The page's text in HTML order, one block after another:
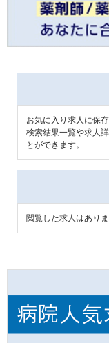
お気に入り求人に保
検索結果一覧や求人
とができます。
閲覧した求人はありま